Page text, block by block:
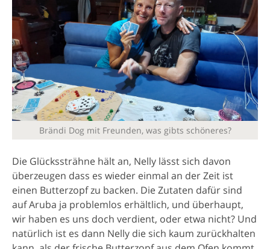
Brändi Dog mit Freunden, was gibts schöneres?
Die Glückssträhne hält an, Nelly lässt sich davon
überzeugen dass es wieder einmal an der Zeit ist
einen Butterzopf zu backen. Die Zutaten dafür sind
auf Aruba ja problemlos erhältlich, und überhaupt,
wir haben es uns doch verdient, oder etwa nicht? Und
natürlich ist es dann Nelly die sich kaum zurückhalten